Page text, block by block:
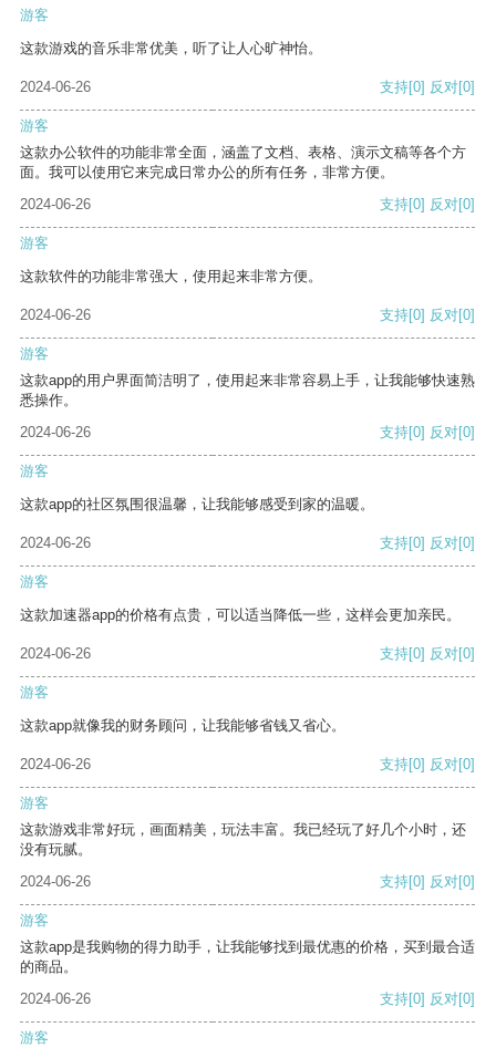
游客
这款游戏的音乐非常优美，听了让人心旷神怡。
2024-06-26 支持[0] 反对[0]
游客
这款办公软件的功能非常全面，涵盖了文档、表格、演示文稿等各个方
面。我可以使用它来完成日常办公的所有任务，非常方便。
2024-06-26
支持[0] 反对[0]
游客
这款软件的功能非常强大，使用起来非常方便。
2024-06-26 支持[0] 反对[0]
游客
这款app的用户界面简洁明了，使用起来非常容易上手，让我能够快速熟
悉操作。
2024-06-26
支持[0] 反对[0]
游客
这款app的社区氛围很温馨，让我能够感受到家的温暖。
2024-06-26 支持[0] 反对[0]
游客
这款加速器app的价格有点贵，可以适当降低一些，这样会更加亲民。
2024-06-26 支持[0] 反对[0]
游客
这款app就像我的财务顾问，让我能够省钱又省心。
2024-06-26 支持[0] 反对[0]
游客
这款游戏非常好玩，画面精美，玩法丰富。我已经玩了好几个小时，还
没有玩腻。
2024-06-26
支持[0] 反对[0]
游客
这款app是我购物的得力助手，让我能够找到最优惠的价格，买到最合适
的商品。
2024-06-26
支持[0] 反对[0]
游客